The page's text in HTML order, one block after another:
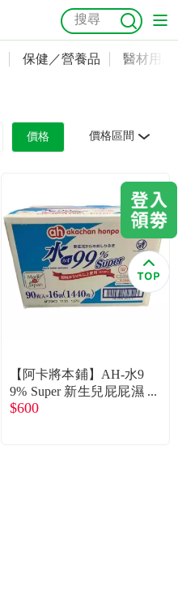
保健／營養品 醫材用品
價格 價格區間
【阿卡將本鋪】AH-水9
9% Super 新生兒屁屁濕
紙巾 一般型16包入(90
$600